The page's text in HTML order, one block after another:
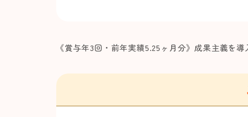
《賞与年3回・前年実績5.25ヶ月分》成果主義を